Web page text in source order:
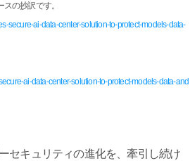
の抄訳です。
secure-ai-data-center-solution-to-protect-models-data-
ai-data-center-solution-to-protect-models-data-and
セキュリティの進化を、牽引し続け